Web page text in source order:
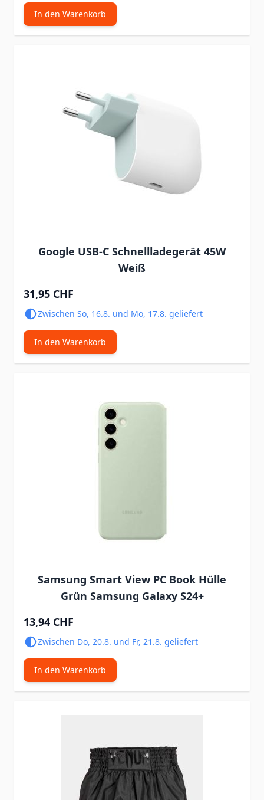
In den Warenkorb
Google USB-C Schnellladegerät 45W
Weiß
31,95 CHF
Zwischen So, 16.8. und Mo, 17.8. geliefert
In den Warenkorb
Samsung Smart View PC Book Hülle
Grün Samsung Galaxy S24+
13,94 CHF
Zwischen Do, 20.8. und Fr, 21.8. geliefert
In den Warenkorb